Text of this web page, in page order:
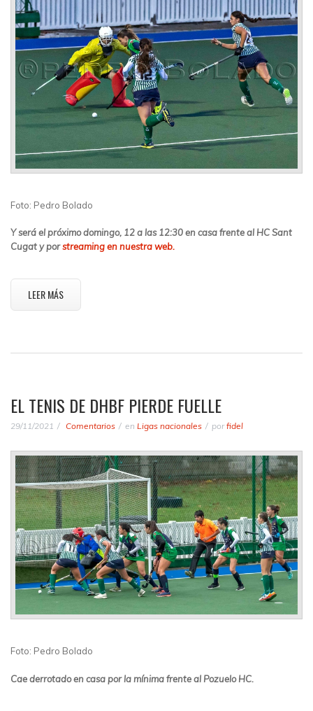
Foto: Pedro Bolado
Y será el próximo domingo, 12 a las 12:30 en casa frente al HC Sant
Cugat y porstreaming en nuestra web.
LEER MÁS
EL TENIS DE DHBF PIERDE FUELLE
29/11/2021 Comentarios en Ligas nacionales porfidel
Foto: Pedro Bolado
Cae derrotado en casa por la mínima frente al Pozuelo HC.